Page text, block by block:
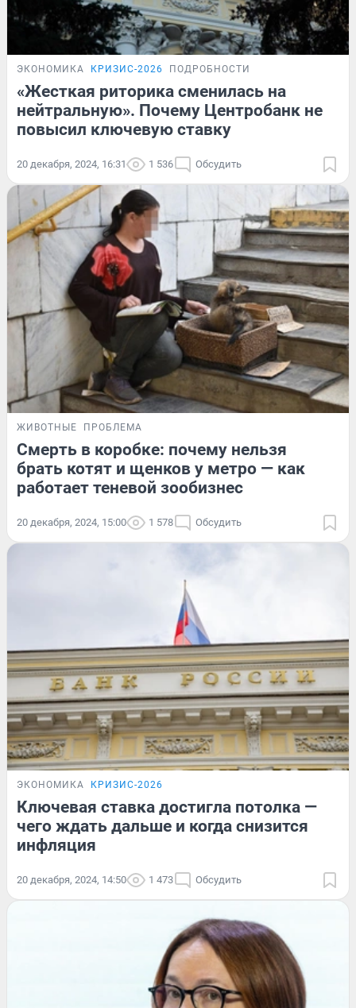
ЭКОНОМИКА КРИЗИС-2026 ПОДРОБНОСТИ
«Жесткая риторика сменилась на
нейтральную». Почему Центробанк не
повысил ключевую ставку
20 декабря, 2024, 16:31 1 536 Обсудить
ЖИВОТНЫЕ ПРОБЛЕМА
Смерть в коробке: почему нельзя
брать котят и щенков у метро — как
работает теневой зообизнес
20 декабря, 2024, 15:00 1 578 Обсудить
ЭКОНОМИКА КРИЗИС-2026
Ключевая ставка достигла потолка —
чего ждать дальше и когда снизится
инфляция
20 декабря, 2024, 14:50 1 473 Обсудить